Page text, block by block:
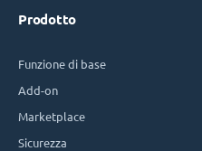
Prodotto
Funzione di base
Add-on
Marketplace
Sicurezza